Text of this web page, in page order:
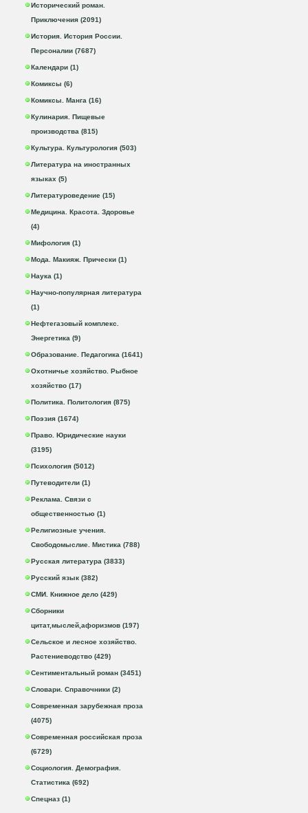
Исторический роман.
Приключения (2091)
История. История России.
Персоналии (7687)
Календари (1)
Комиксы (6)
Комиксы. Манга (16)
Кулинария. Пищевые
производства (815)
Культура. Культурология (503)
Литература на иностранных
языках (5)
Литературоведение (15)
Медицина. Красота. Здоровье
(4)
Мифология (1)
Мода. Макияж. Прически (1)
Наука (1)
Научно-популярная литература
(1)
Нефтегазовый комплекс.
Энергетика (9)
Образование. Педагогика (1641)
Охотничье хозяйство. Рыбное
хозяйство (17)
Политика. Политология (875)
Поэзия (1674)
Право. Юридические науки
(3195)
Психология (5012)
Путеводители (1)
Реклама. Связи с
общественностью (1)
Религиозные учения.
Свободомыслие. Мистика (788)
Русская литература (3833)
Русский язык (382)
СМИ. Книжное дело (429)
Сборники
цитат,мыслей,афоризмов (197)
Сельское и лесное хозяйство.
Растениеводство (429)
Сентиментальный роман (3451)
Словари. Справочники (2)
Современная зарубежная проза
(4075)
Современная российская проза
(6729)
Социология. Демография.
Статистика (692)
Спецназ (1)